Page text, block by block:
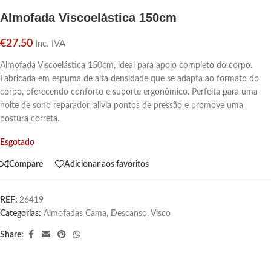
Almofada Viscoelástica 150cm
€27.50 Inc. IVA
Almofada Viscoelástica 150cm, ideal para apoio completo do corpo.
Fabricada em espuma de alta densidade que se adapta ao formato do
corpo, oferecendo conforto e suporte ergonômico. Perfeita para uma
noite de sono reparador, alivia pontos de pressão e promove uma
postura correta.
Esgotado
Compare Adicionar aos favoritos
REF: 26419
Categorias: Almofadas Cama, Descanso, Visco
Share: